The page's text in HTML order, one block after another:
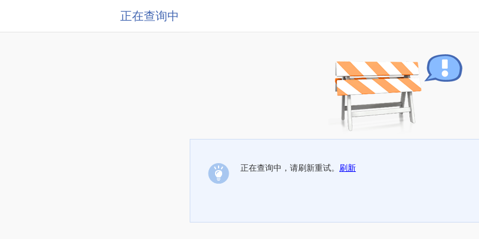
正在查询中
正在查询中，请刷新重试。 刷新